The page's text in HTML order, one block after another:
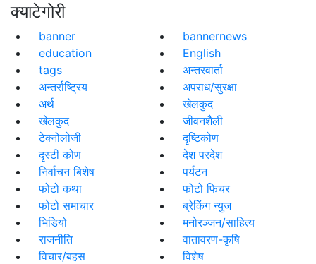
क्याटेगोरी
banner
bannernews
education
English
tags
अन्तरवार्ता
अन्तर्राष्ट्रिय
अपराध/सुरक्षा
अर्थ
खेलकुद
खेलकुद
जीवनशैली
टेक्नोलोजी
दृष्टिकोण
दृस्टी कोण
देश परदेश
निर्वाचन बिशेष
पर्यटन
फोटो कथा
फोटो फिचर
फोटो समाचार
ब्रेकिंग न्युज
भिडियो
मनोरञ्जन/साहित्य
राजनीति
वातावरण-कृषि
विचार/बहस
विशेष